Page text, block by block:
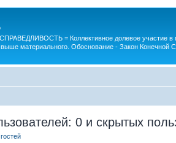
= Коллективное долевое участие в
материального. Обоснование - Закон Конечной
0 и скрытых